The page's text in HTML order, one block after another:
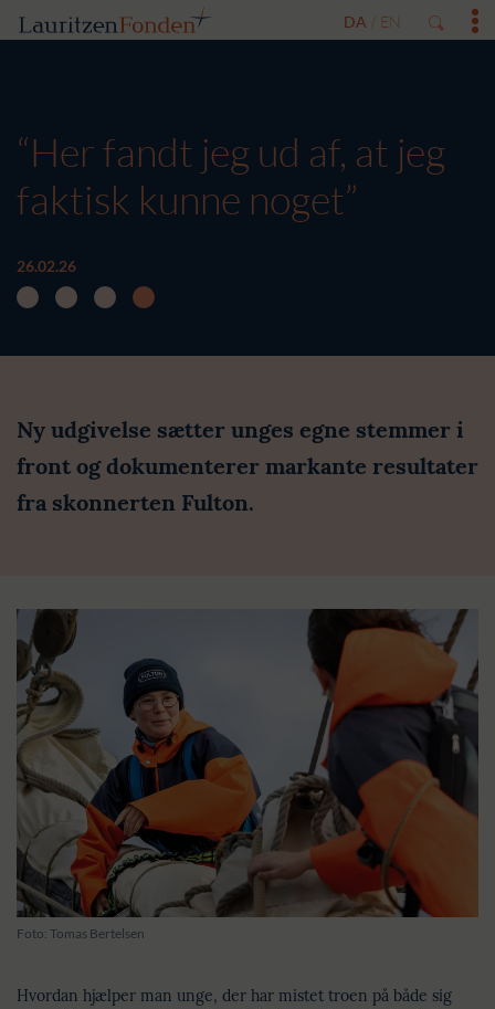
DA / EN
“Her fandt jeg ud af, at jeg
faktisk kunne noget”
26.02.26
Ny udgivelse sætter unges egne stemmer i
front og dokumenterer markante resultater
fra skonnerten Fulton.
Foto: Tomas Bertelsen
Hvordan hjælper man unge, der har mistet troen på både sig